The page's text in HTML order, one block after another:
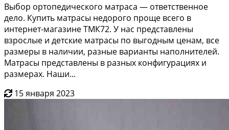
Выбор ортопедического матраса — ответственное
дело. Купить матрасы недорого проще всего в
интернет-магазине ТМК72. У нас представлены
взрослые и детские матрасы по выгодным ценам, все
размеры в наличии, разные варианты наполнителей.
Матрасы представлены в разных конфигурациях и
размерах. Наши...
15 января 2023